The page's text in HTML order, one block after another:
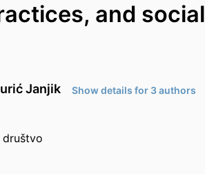
and social
Janjik Show details for 3 authors